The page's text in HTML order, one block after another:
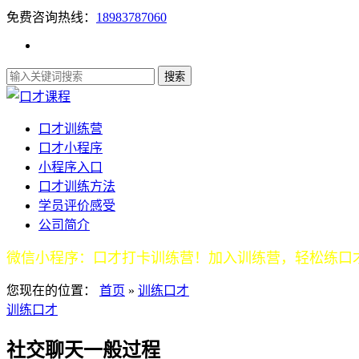
免费咨询热线： 18983787060
口才训练营
口才小程序
小程序入口
口才训练方法
学员评价感受
公司简介
微信小程序：口才打卡训练营！加入训练营，轻松练口
您现在的位置： 首页 » 训练口才
训练口才
社交聊天一般过程